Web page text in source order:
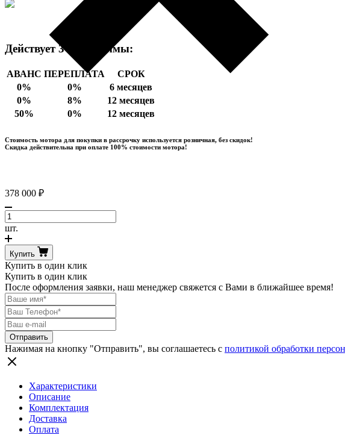
Действует 3 программы:
АВАНС ПЕРЕПЛАТА
СРОК
0%
0%
6 месяцев
0%
8%
12 месяцев
50%
0% 12 месяцев
Стоимость мотора для покупки в рассрочку используется розничная, без скидок!
Скидка действительна при оплате 100% стоимости мотора!
378 000 ₽
Количество
товара
Mercury
F
10
E
EFI
шт.
Купить
Купить в один клик
Купить в один клик
После оформления заявки, наш менеджер свяжется с Вами в ближайшее время!
Нажимая на кнопку "Отправить", вы соглашаетесь с политикой обработки
Характеристики
Описание
Комплектация
Доставка
Оплата